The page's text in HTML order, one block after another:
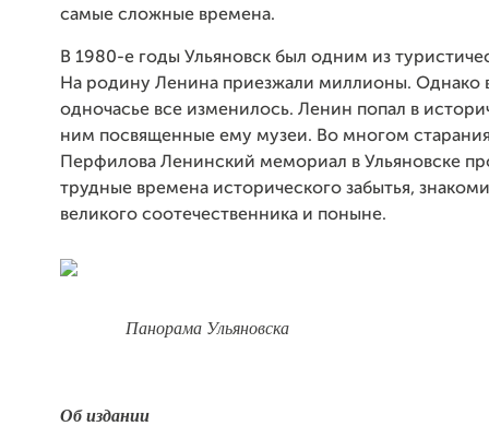
самые сложные времена.
В 1980-е годы Ульяновск был одним из
На родину Ленина приезжали миллионы. Однако
одночасье все изменилось. Ленин попал в
ним посвященные ему музеи. Во многом
Перфилова Ленинский мемориал в Ульяновске
трудные времена исторического забытья,
великого соотечественника и поныне.
Панорама Ульяновска
Об издании